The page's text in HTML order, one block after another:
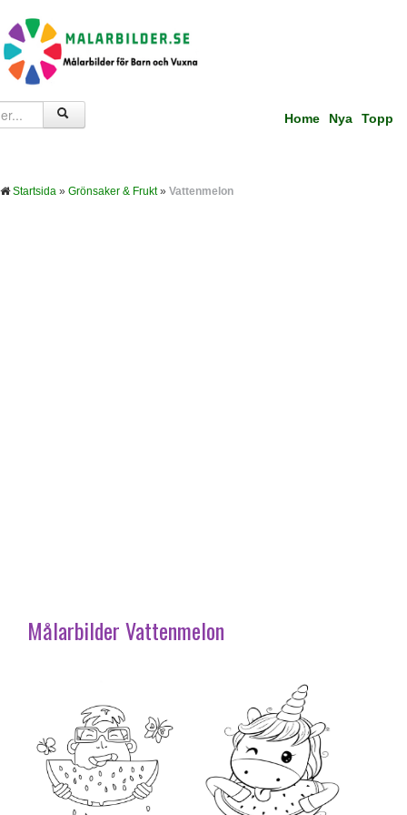
Home Nya Topp
Startsida » Grönsaker & Frukt» Vattenmelon
Målarbilder Vattenmelon